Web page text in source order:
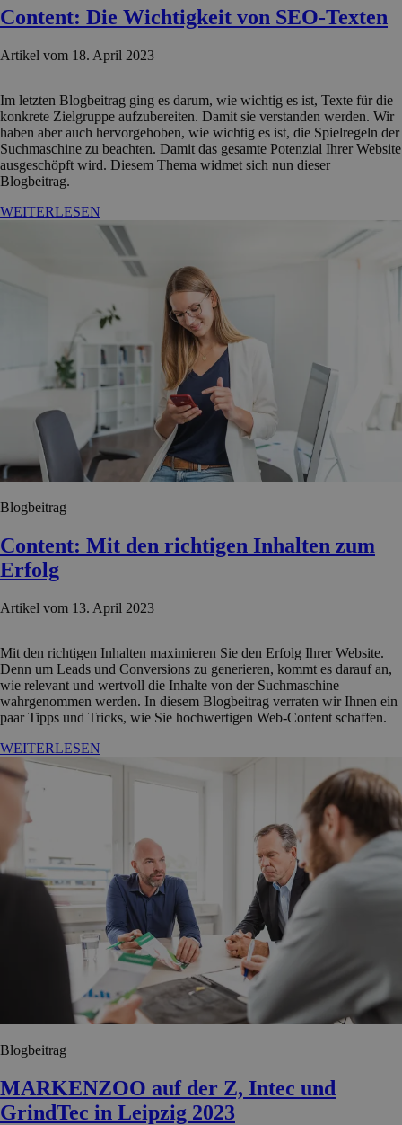
Content: Die Wichtigkeit von SEO-Texten
Artikel vom 18. April 2023
Im letzten Blogbeitrag ging es darum, wie wichtig es ist, Texte für die
konkrete Zielgruppe aufzubereiten. Damit sie verstanden werden. Wir
haben aber auch hervorgehoben, wie wichtig es ist, die Spielregeln der
Suchmaschine zu beachten. Damit das gesamte Potenzial Ihrer Website
ausgeschöpft wird. Diesem Thema widmet sich nun dieser
Blogbeitrag.
WEITERLESEN
Blogbeitrag
Content: Mit den richtigen Inhalten zum
Erfolg
Artikel vom 13. April 2023
Mit den richtigen Inhalten maximieren Sie den Erfolg Ihrer Website.
Denn um Leads und Conversions zu generieren, kommt es darauf an,
wie relevant und wertvoll die Inhalte von der Suchmaschine
wahrgenommen werden. In diesem Blogbeitrag verraten wir Ihnen ein
paar Tipps und Tricks, wie Sie hochwertigen Web-Content schaffen.
WEITERLESEN
Blogbeitrag
MARKENZOO auf der Z, Intec und
GrindTec in Leipzig 2023